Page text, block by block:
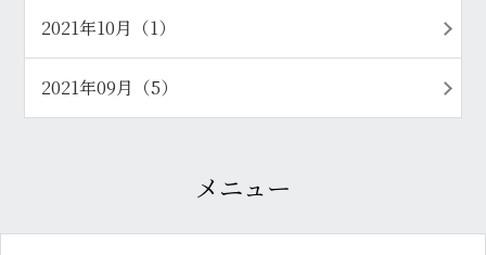
2021年10月（1）
2021年09月（5）
メニュー